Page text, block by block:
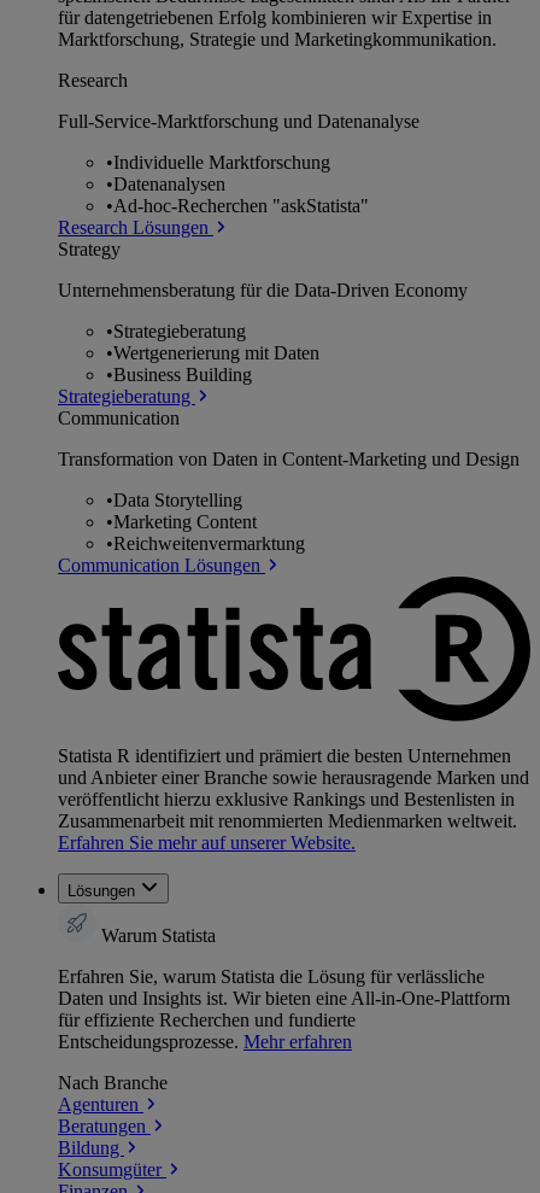
für datengetriebenen Erfolg kombinieren wir Expertise in
Marktforschung, Strategie und Marketingkommunikation.
Research
Full-Service-Marktforschung und Datenanalyse
•Individuelle Marktforschung
•Datenanalysen
•Ad-hoc-Recherchen "askStatista"
Research Lösungen
Strategy
Unternehmens­beratung für die Data-Driven Economy
•Strategieberatung
•Wertgenerierung mit Daten
•Business Building
Strategieberatung
Communication
Transformation von Daten in Content-Marketing und Design
•Data Storytelling
•Marketing Content
•Reichweitenvermarktung
Communication Lösungen
Statista R identifiziert und prämiert die besten Unternehmen
und Anbieter einer Branche sowie herausragende Marken und
veröffentlicht hierzu exklusive Rankings und Bestenlisten in
Zusammenarbeit mit renommierten Medienmarken weltweit.
Erfahren Sie mehr auf unserer Website.
Lösungen
Warum Statista
Erfahren Sie, warum Statista die Lösung für verlässliche
Daten und Insights ist. Wir bieten eine All-in-One-Plattform
für effiziente Recherchen und fundierte
Entscheidungsprozesse. Mehr erfahren
Nach Branche
Agenturen
Beratungen
Bildung
Konsumgüter